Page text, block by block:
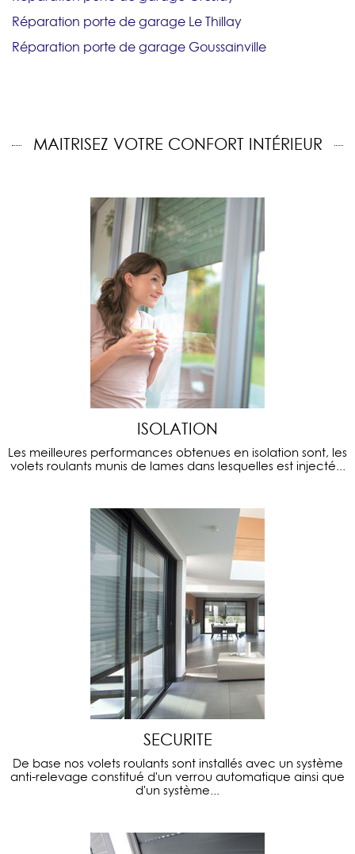
Réparation porte de garage Le Thillay
Réparation porte de garage Goussainville
MAITRISEZ VOTRE CONFORT INTÉRIEUR
ISOLATION
Les meilleures performances obtenues en isolation sont, les
volets roulants munis de lames dans lesquelles est injecté...
SECURITE
De base nos volets roulants sont installés avec un système
anti-relevage constitué d'un verrou automatique ainsi que
d'un système...